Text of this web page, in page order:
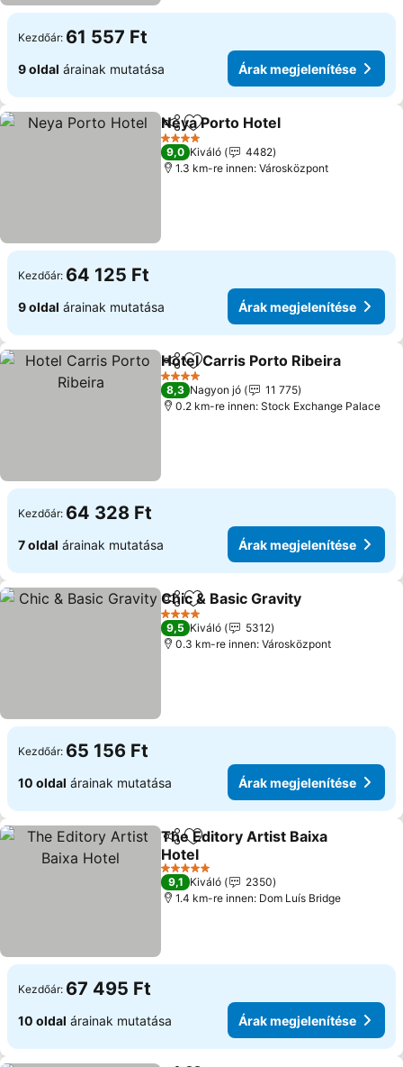
Kezdőár: 61 557 Ft
9 oldal árainak mutatása Árak megjelenítése
Megosztás
Hozzáadás a kedvencekhez
Neya Porto Hotel
4 Kategória
9,0 Kiváló
4482
1.3 km-re innen: Városközpont
Kezdőár: 64 125 Ft
9 oldal árainak mutatása Árak megjelenítése
Megosztás
Hozzáadás a kedvencekhez
Hotel Carris Porto Ribeira
4 Kategória
8,3 Nagyon jó
11 775
0.2 km-re innen: Stock Exchange Palace
Kezdőár: 64 328 Ft
7 oldal árainak mutatása Árak megjelenítése
Megosztás
Hozzáadás a kedvencekhez
Chic & Basic Gravity
4 Kategória
9,5 Kiváló
5312
0.3 km-re innen: Városközpont
Kezdőár: 65 156 Ft
10 oldal árainak mutatása Árak megjelenítése
Megosztás
Hozzáadás a kedvencekhez
The Editory Artist Baixa
Hotel
5 Kategória
9,1 Kiváló
2350
1.4 km-re innen: Dom Luís Bridge
Kezdőár: 67 495 Ft
10 oldal árainak mutatása Árak megjelenítése